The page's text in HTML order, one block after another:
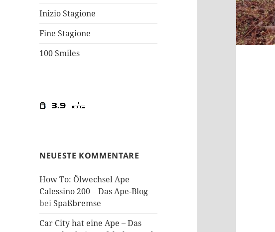
Inizio Stagione
Fine Stagione
100 Smiles
NEUESTE KOMMENTARE
How To: Ölwechsel Ape
Calessino 200 – Das Ape-Blog
bei Spaßbremse
Car City hat eine Ape – Das